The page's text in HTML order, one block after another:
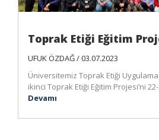
Toprak Etiği Eğitim
UFUK ÖZDAĞ / 03.07.2023
Üniversitemiz Toprak Etiği
ikinci Toprak Etiği Eğitim Projesi’ni 22-
Devamı